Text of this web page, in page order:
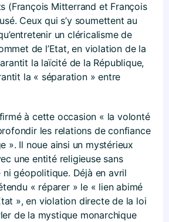
(François Mitterrand et François
Ceux qui s’y soumettent au
un cléricalisme de
de l’Etat, en violation de la
la laïcité de la République,
la « séparation » entre
à cette occasion « la volonté
les relations de confiance
». Il noue ainsi un mystérieux
une entité religieuse sans
géopolitique. Déjà en avril
« réparer » le « lien abimé
», en violation directe de la loi
de la mystique monarchique